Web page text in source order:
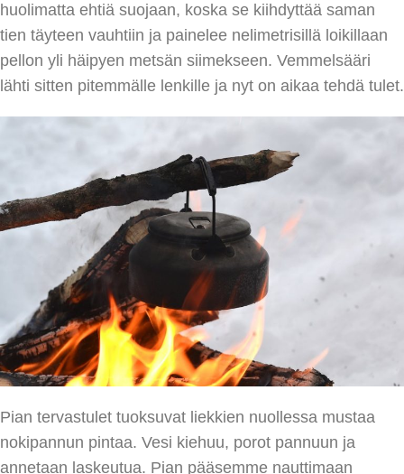
huolimatta ehtiä suojaan, koska se kiihdyttää saman
tien täyteen vauhtiin ja painelee nelimetrisillä loikillaan
pellon yli häipyen metsän siimekseen. Vemmelsääri
lähti sitten pitemmälle lenkille ja nyt on aikaa tehdä tulet.
Pian tervastulet tuoksuvat liekkien nuollessa mustaa
nokipannun pintaa. Vesi kiehuu, porot pannuun ja
annetaan laskeutua. Pian pääsemme nauttimaan